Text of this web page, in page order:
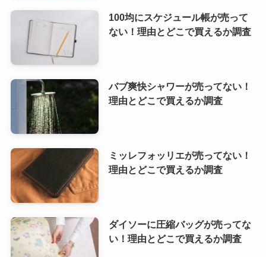
100均にスケジュール帳が売って
ない！理由とどこで買えるか調査
バブ爽快シャワーが売ってない！
理由とどこで買えるか調査
ミッレフォッリエが売ってない！
理由とどこで買えるか調査
ダイソーに圧縮バッグが売ってな
い！理由とどこで買えるか調査